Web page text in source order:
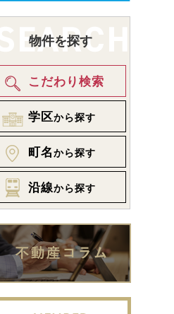
物件を探す
こだわり検索
学区から探す
町名から探す
沿線から探す